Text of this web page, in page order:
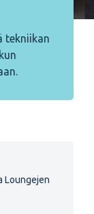
tekniikan
Loungejen